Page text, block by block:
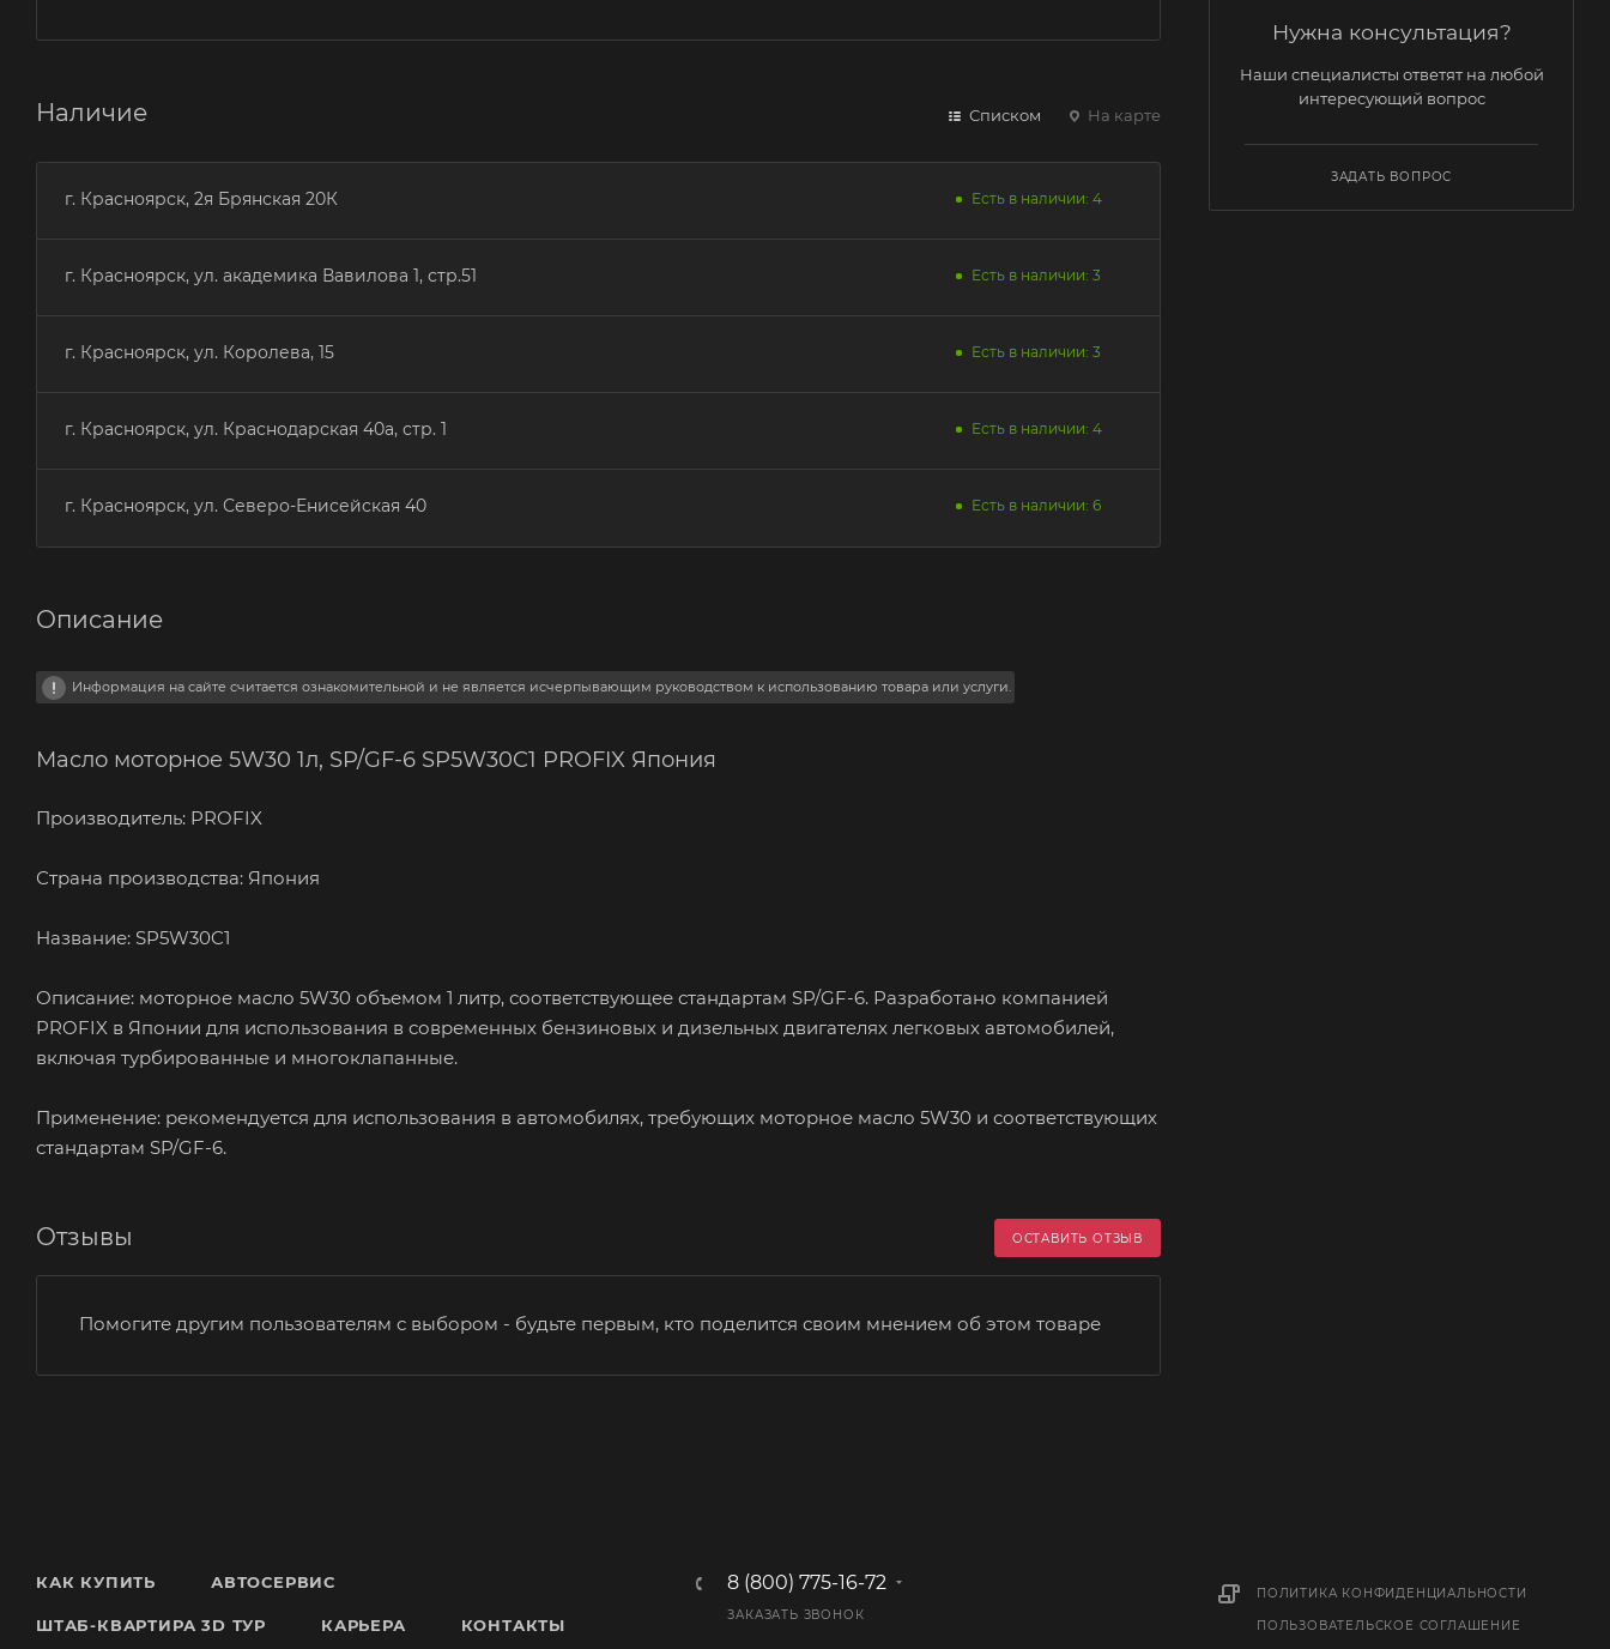
Наличие Списком На карте
г. Красноярск, 2я Брянская 20К Есть в наличии: 4
г. Красноярск, ул. академика Вавилова 1, стр.51 Есть в наличии: 3
г. Красноярск, ул. Королева, 15 Есть в наличии: 3
г. Красноярск, ул. Краснодарская 40а, стр. 1 Есть в наличии: 4
г. Красноярск, ул. Северо-Енисейская 40 Есть в наличии: 6
Описание
Информация на сайте считается ознакомительной и не является исчерпывающим руководством к использованию товара или услуги.
Масло моторное 5W30 1л, SP/GF-6 SP5W30C1 PROFIX Япония
Производитель: PROFIX
Страна производства: Япония
Название: SP5W30C1
Описание: моторное масло 5W30 объемом 1 литр, соответствующее стандартам SP/GF-6. Разработано компанией
PROFIX в Японии для использования в современных бензиновых и дизельных двигателях легковых автомобилей,
включая турбированные и многоклапанные.
Применение: рекомендуется для использования в автомобилях, требующих моторное масло 5W30 и соответствующих
стандартам SP/GF-6.
Отзывы ОСТАВИТЬ ОТЗЫВ
Помогите другим пользователям с выбором - будьте первым, кто поделится своим мнением об этом товаре
Нужна консультация?
Наши специалисты ответят на любой
интересующий вопрос
ЗАДАТЬ ВОПРОС
КАК КУПИТЬ АВТОСЕРВИС
ШТАБ-КВАРТИРА 3D ТУР КАРЬЕРА КОНТАКТЫ
8 (800) 775-16-72
ЗАКАЗАТЬ ЗВОНОК
ПОЛИТИКА КОНФИДЕНЦИАЛЬНОСТИ
ПОЛЬЗОВАТЕЛЬСКОЕ СОГЛАШЕНИЕ